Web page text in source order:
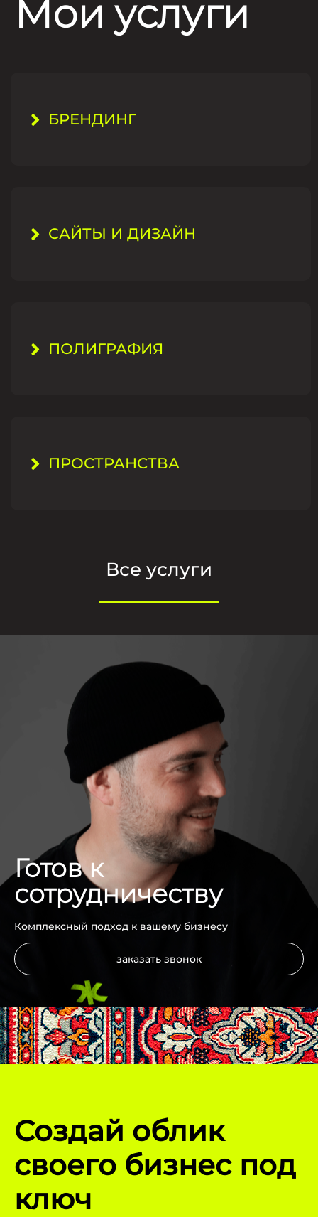
Мои услуги
БРЕНДИНГ
САЙТЫ И ДИЗАЙН
ПОЛИГРАФИЯ
ПРОСТРАНСТВА
Все услуги
Готов к
сотрудничеству
Комплексный подход к вашему бизнесу
заказать звонок
Создай облик
своего бизнес под
ключ